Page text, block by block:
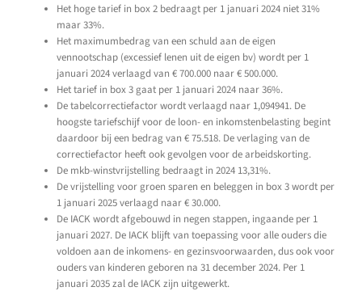
Het hoge tarief in box 2 bedraagt per 1 januari 2024 niet 31%
maar 33%.
Het maximumbedrag van een schuld aan de eigen
vennootschap (excessief lenen uit de eigen bv) wordt per 1
januari 2024 verlaagd van € 700.000 naar € 500.000.
Het tarief in box 3 gaat per 1 januari 2024 naar 36%.
De tabelcorrectiefactor wordt verlaagd naar 1,094941. De
hoogste tariefschijf voor de loon- en inkomstenbelasting begint
daardoor bij een bedrag van € 75.518. De verlaging van de
correctiefactor heeft ook gevolgen voor de arbeidskorting.
De mkb-winstvrijstelling bedraagt in 2024 13,31%.
De vrijstelling voor groen sparen en beleggen in box 3 wordt per
1 januari 2025 verlaagd naar € 30.000.
De IACK wordt afgebouwd in negen stappen, ingaande per 1
januari 2027. De IACK blijft van toepassing voor alle ouders die
voldoen aan de inkomens- en gezinsvoorwaarden, dus ook voor
ouders van kinderen geboren na 31 december 2024. Per 1
januari 2035 zal de IACK zijn uitgewerkt.